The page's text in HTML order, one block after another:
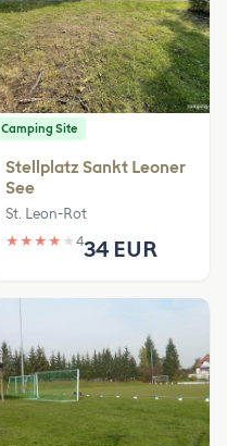
Camping Site
Stellplatz Sankt Leoner
See
St. Leon-Rot
★ ★ ★ ★ ★ 434 EUR